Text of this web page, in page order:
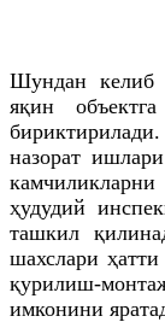
Шундан келиб
яқин
назорат
ҳудудий
ташкил
шахслари ҳатти
қурилиш-
имконини